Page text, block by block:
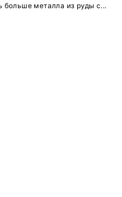
больше металла из руды с...